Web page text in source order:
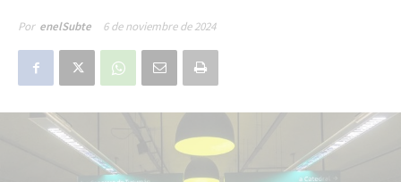
Por enelSubte 6 de noviembre de 2024